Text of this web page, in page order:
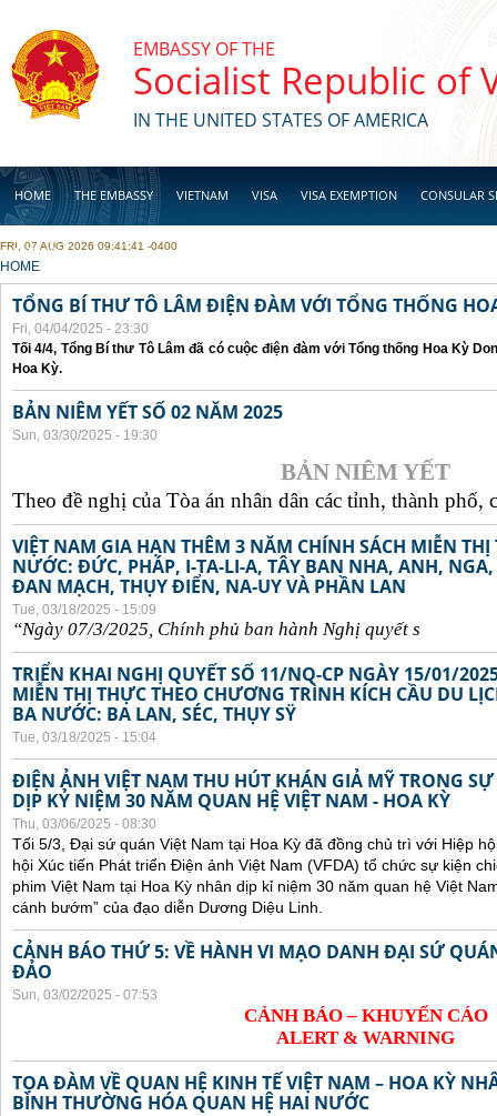
EMBASSY OF THE
Socialist Republic of
IN THE UNITED STATES OF AMERICA
HOME THE EMBASSY VIETNAM VISA VISA EXEMPTION CONSULAR
BUSINESS
FRI, 07 AUG 2026 09:41:41 -0400
YOU ARE HERE
HOME
TỔNG BÍ THƯ TÔ LÂM ĐIỆN ĐÀM VỚI TỔNG THỐNG
Fri, 04/04/2025 - 23:30
Tối 4/4, Tổng Bí thư Tô Lâm đã có cuộc điện đàm với Tổng thống Hoa Kỳ
Hoa Kỳ.
BẢN NIÊM YẾT SỐ 02 NĂM 2025
Sun, 03/30/2025 - 19:30
BẢN NIÊM YẾT
Theo đề nghị của Tòa án nhân dân các tỉnh, thành phố,
VIỆT NAM GIA HẠN THÊM 3 NĂM CHÍNH SÁCH MIỄN
NƯỚC: ĐỨC, PHÁP, I-TA-LI-A, TÂY BAN NHA, ANH,
ĐAN MẠCH, THỤY ĐIỂN, NA-UY VÀ PHẦN LAN
Tue, 03/18/2025 - 15:09
“Ngày 07/3/2025, Chính phủ ban hành Nghị quyết s
TRIỂN KHAI NGHỊ QUYẾT SỐ 11/NQ-CP NGÀY 15/01/
MIỄN THỊ THỰC THEO CHƯƠNG TRÌNH KÍCH CẦU DU
BA NƯỚC: BA LAN, SÉC, THỤY SŸ
Tue, 03/18/2025 - 15:04
ĐIỆN ẢNH VIỆT NAM THU HÚT KHÁN GIẢ MỸ TRONG
DỊP KỶ NIỆM 30 NĂM QUAN HỆ VIỆT NAM - HOA KỲ
Thu, 03/06/2025 - 08:30
Tối 5/3, Đại sứ quán Việt Nam tại Hoa Kỳ đã đồng chủ trì với Hiệp
hội Xúc tiến Phát triển Điện ảnh Việt Nam (VFDA) tổ chức sự kiện
phim Việt Nam tại Hoa Kỳ nhân dịp kỉ niệm 30 năm quan hệ Việt
cánh bướm” của đạo diễn Dương Diệu Linh.
CẢNH BÁO THỨ 5: VỀ HÀNH VI MẠO DANH ĐẠI SỨ
ĐẢO
Sun, 03/02/2025 - 07:53
CẢNH BÁO – KHUYẾN CÁO
ALERT & WARNING
TỌA ĐÀM VỀ QUAN HỆ KINH TẾ VIỆT NAM – HOA KỲ
BÌNH THƯỜNG HÓA QUAN HỆ HAI NƯỚC